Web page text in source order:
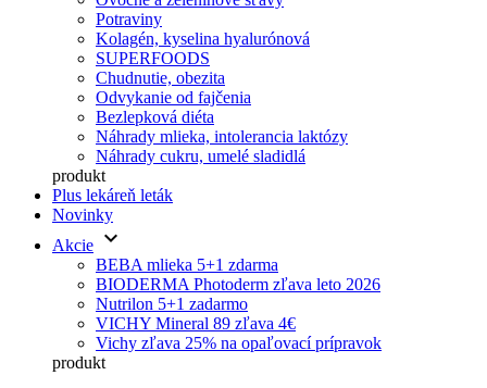
Potraviny
Kolagén, kyselina hyalurónová
SUPERFOODS
Chudnutie, obezita
Odvykanie od fajčenia
Bezlepková diéta
Náhrady mlieka, intolerancia laktózy
Náhrady cukru, umelé sladidlá
produkt
Plus lekáreň leták
Novinky
Akcie keyboard_arrow_down
BEBA mlieka 5+1 zdarma
BIODERMA Photoderm zľava leto 2026
Nutrilon 5+1 zadarmo
VICHY Mineral 89 zľava 4€
Vichy zľava 25% na opaľovací prípravok
produkt